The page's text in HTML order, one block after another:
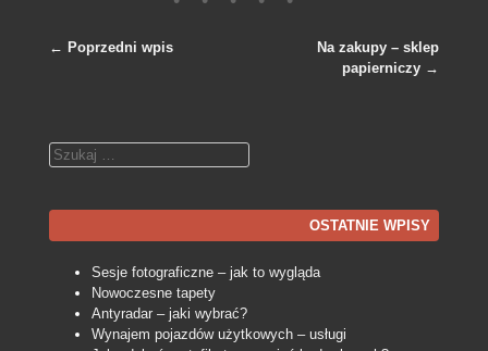
← Poprzedni wpis
Na zakupy – sklep
papierniczy →
Szukaj
OSTATNIE WPISY
Sesje fotograficzne – jak to wygląda
Nowoczesne tapety
Antyradar – jaki wybrać?
Wynajem pojazdów użytkowych – usługi